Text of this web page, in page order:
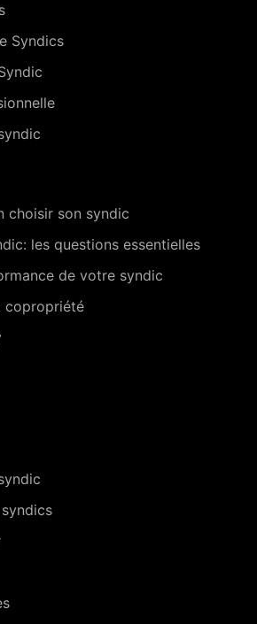
Syndics
choisir son syndic
les questions essentielles
de votre syndic
copropriété